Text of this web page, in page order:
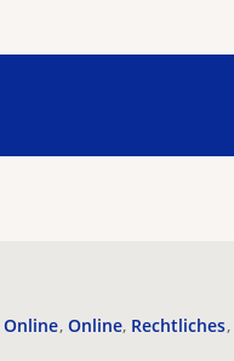
Online Online Rechtliches